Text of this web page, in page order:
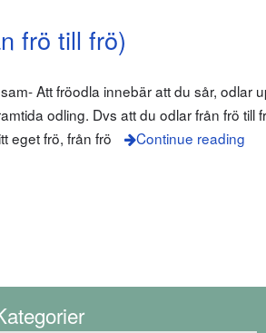
frö till frö)
Att fröodla innebär att du sår, odlar
odling. Dvs att du odlar från frö till
eget frö, från frö
Continue reading